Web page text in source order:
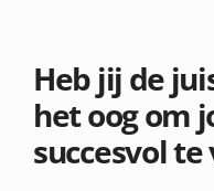
Heb jij de
het oog om
succesvol